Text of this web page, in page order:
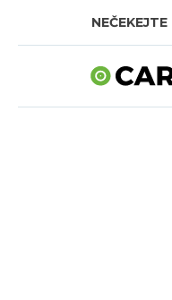
SKLADOVÁ